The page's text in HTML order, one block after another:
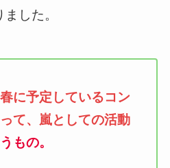
した。
に予定しているコン
て、嵐としての活動
もの。